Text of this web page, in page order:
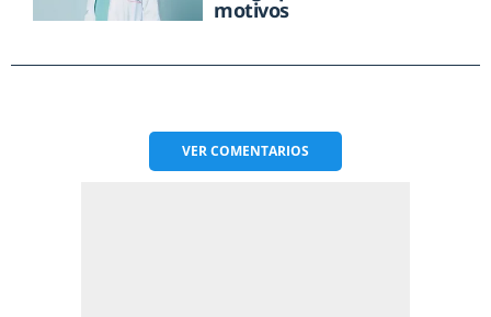
motivos
VERCOMENTARIOS